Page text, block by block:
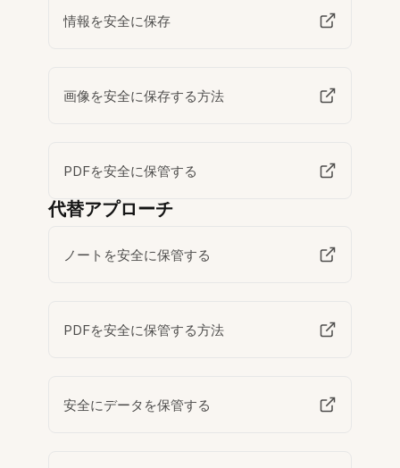
情報を安全に保存
画像を安全に保存する方法
PDFを安全に保管する
代替アプローチ
ノートを安全に保管する
PDFを安全に保管する方法
安全にデータを保管する